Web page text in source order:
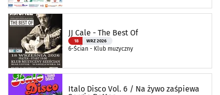
JJ Cale - The Best Of
18 WRZ 2026
6-Ścian - Klub muzyczny
Italo Disco Vol. 6 / Na żywo zaśpiewa